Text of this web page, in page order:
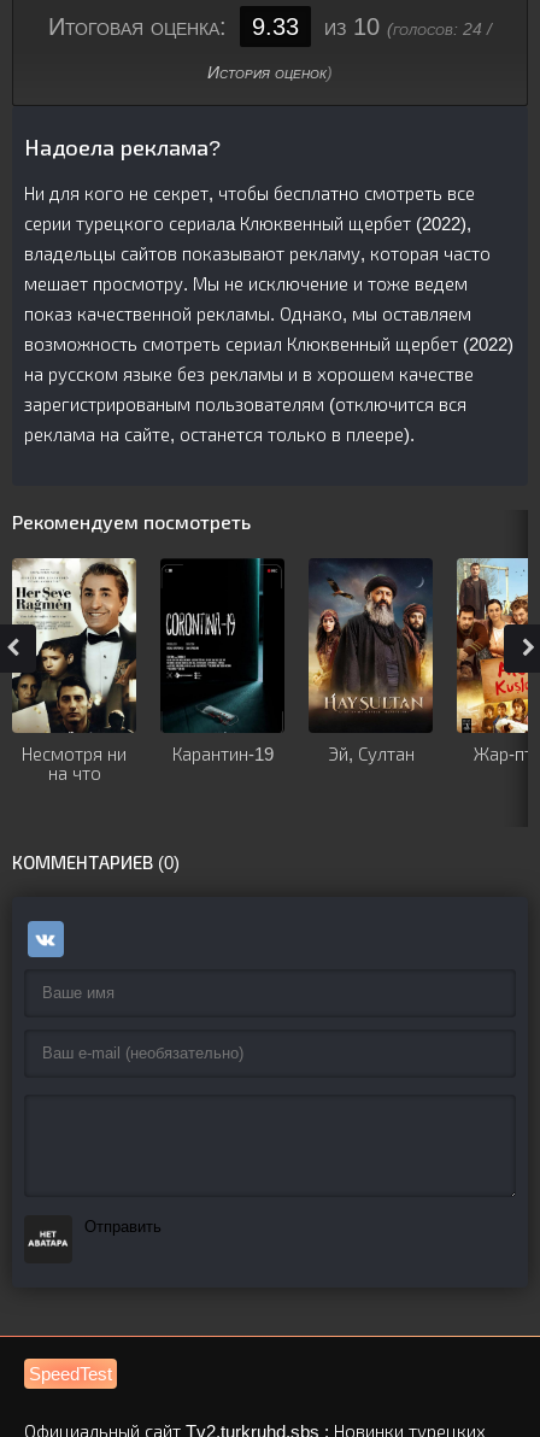
Итоговая оценка: 9.33 из 10 (голосов: 24 /
История оценок)
Надоела реклама?
Ни для кого не секрет, чтобы бесплатно смотреть все
серии турецкого сериалa Клюквенный щербет (2022),
владельцы сайтов показывают рекламу, которая часто
мешает просмотру. Мы не исключение и тоже ведем
показ качественной рекламы. Однако, мы оставляем
возможность смотреть сериал Клюквенный щербет (2022)
на русском языке без рекламы и в хорошем качестве
зарегистрированым пользователям (отключится вся
реклама на сайте, останется только в плеере).
Рекомендуем посмотреть
Несмотря ни
на что
Карантин-19 Эй, Султан Жар-
КОММЕНТАРИЕВ (0)
Отправить
SpeedTest
Официальный сайт Tv2.turkruhd.sbs : Новинки турецких